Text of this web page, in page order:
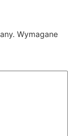
Wymagane